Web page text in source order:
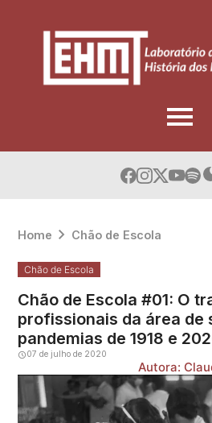
Home Chão de Escola
Chão de Escola
Chão de Escola #01: O
profissionais da área de
pandemias de 1918 e
07 de julho de 2020
Autora: